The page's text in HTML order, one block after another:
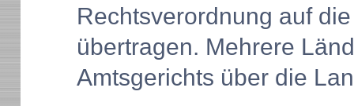
Rechtsverordnung auf
übertragen. Mehrere
Amtsgerichts über die